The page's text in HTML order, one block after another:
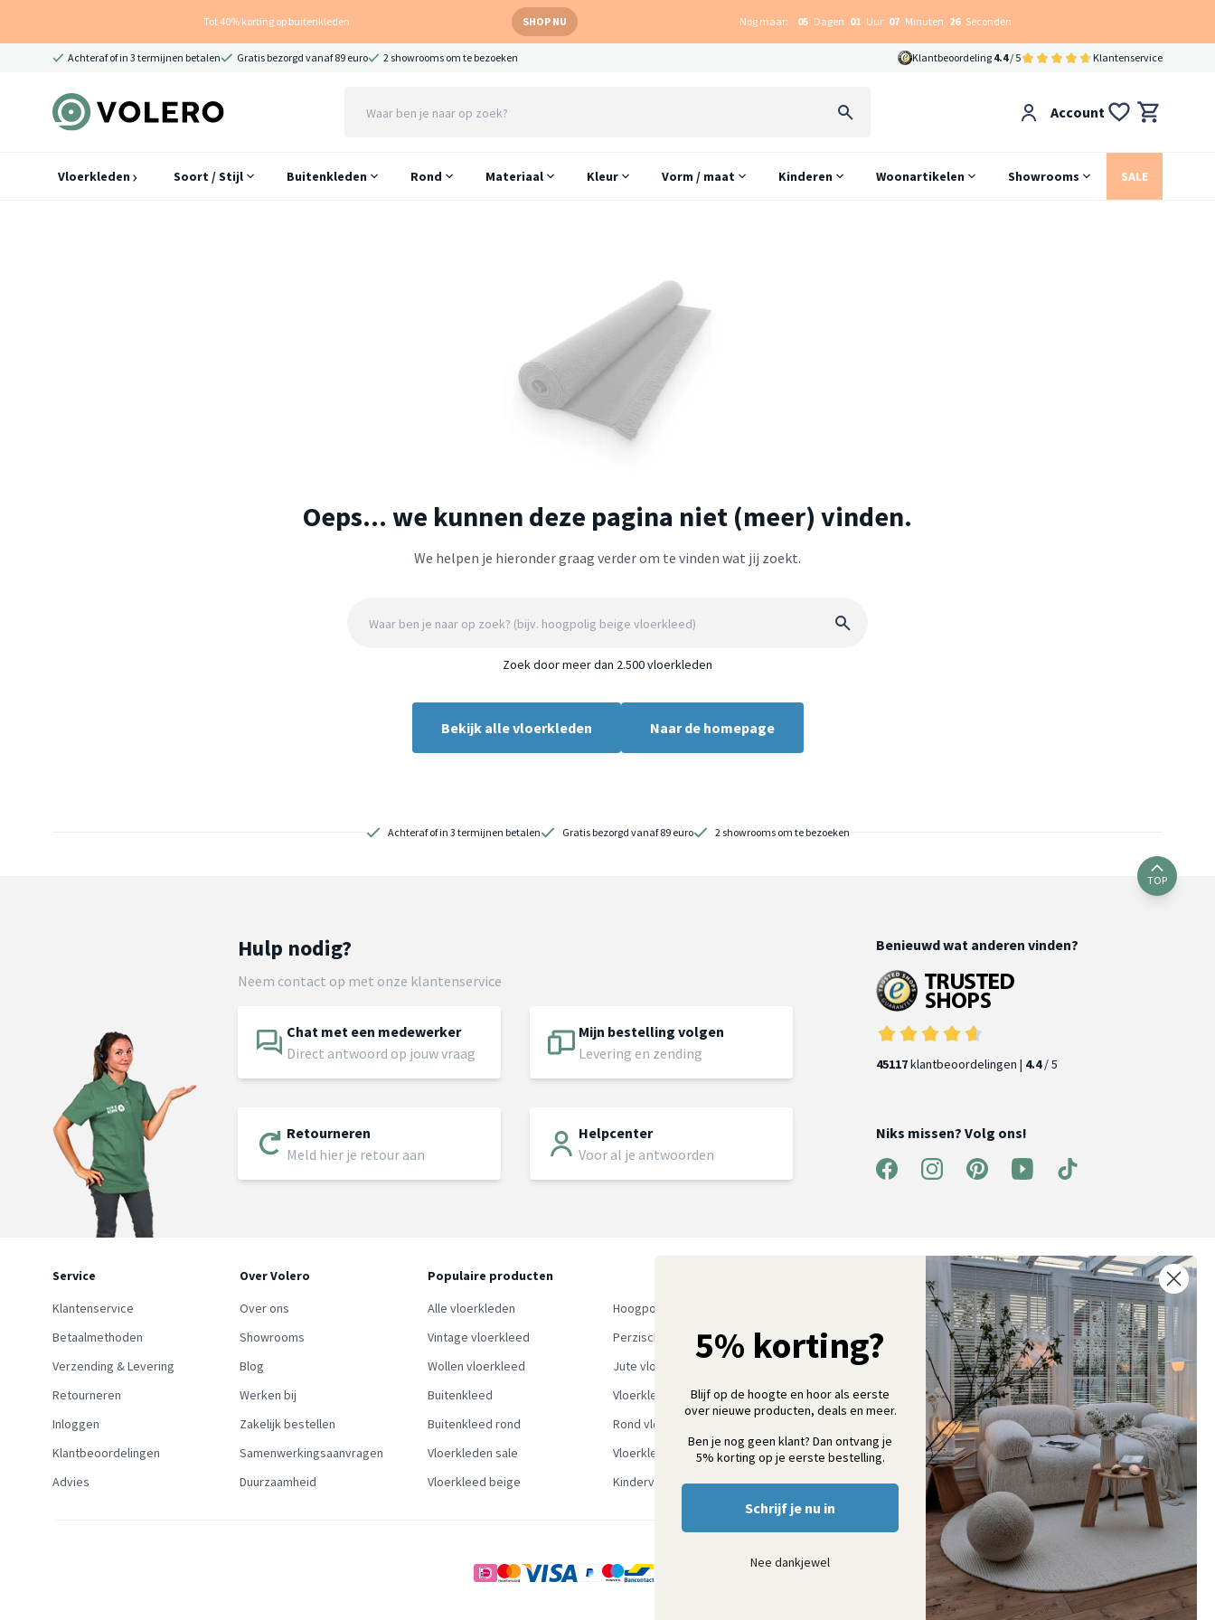
Tot 40% korting op buitenkleden SHOP NU Nog maar: 05 Dagen 01 Uur 07 Minuten 26 Seconden
Achteraf of in 3 termijnen betalen Gratis bezorgd vanaf 89 euro 2 showrooms om te bezoeken Klantbeoordeling 4.4/ 5 Klantenservice
Account
Vloerkleden Soort / Stijl Buitenkleden Rond Materiaal Kleur Vorm / maat Kinderen Woonartikelen Showrooms SALE
Oeps... we kunnen deze pagina niet (meer) vinden.
We helpen je hieronder graag verder om te vinden wat jij zoekt.
Zoek door meer dan 2.500 vloerkleden
Bekijk alle vloerkleden Naar de homepage
Achteraf of in 3 termijnen betalen Gratis bezorgd vanaf 89 euro 2 showrooms om te bezoeken
TOP
Hulp nodig?
Neem contact op met onze klantenservice
Chat met een medewerker
Direct antwoord op jouw vraag
Mijn bestelling volgen
Levering en zending
Retourneren
Meld hier je retour aan
Helpcenter
Voor al je antwoorden
Benieuwd wat anderen vinden?
45117klantbeoordelingen | 4.4/ 5
Niks missen? Volg ons!
Service
Klantenservice
Betaalmethoden
Verzending & Levering
Retourneren
Inloggen
Klantbeoordelingen
Advies
Over Volero
Over ons
Showrooms
Blog
Werken bij
Zakelijk bestellen
Samenwerkingsaanvragen
Duurzaamheid
Populaire producten
Alle vloerkleden
Hoogpolig vloerkleed
Vintage vloerkleed
Perzisch tapijt
Wollen vloerkleed
Jute vloerkleed
Buitenkleed
Vloerkleed groen
Buitenkleed rond
Rond vloerkleed
Vloerkleden sale
Vloerkleden outlet
Vloerkleed beige
Kindervloerkleden
Ontvang 5% korting op je eerste bestelling
Schrijf je in voor onze nieuwsbrief en ontvang als eerste nieuwe
wooninspiratie, collecties en aanbiedingen
Aanmelden
5% korting?
Blijf op de hoogte en hoor als eerste
over nieuwe producten, deals en meer.
Ben je nog geen klant? Dan ontvang je
5% korting op je eerste bestelling.
Schrijf je nu in
Nee dankjewel